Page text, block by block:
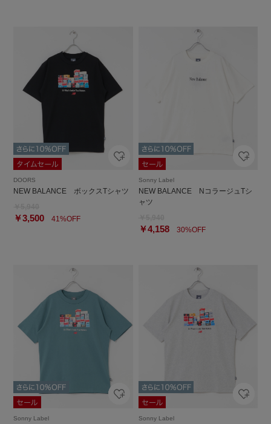
DOORS
NEW BALANCE ボックスTシャツ
￥3,500 41%OFF
Sonny Label
NEW BALANCE NコラージュTシ
ャツ
￥4,15830%OFF
Sonny Label Sonny Label